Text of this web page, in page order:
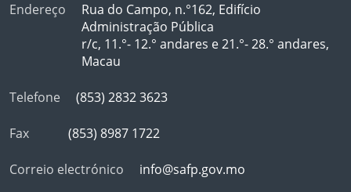
Endereço
Rua do Campo, n.°162, Edifício
Administração Pública
r/c, 11.°- 12.° andares e 21.°- 28.° andares,
Macau
Telefone (853) 2832 3623
Fax (853) 8987 1722
Correio electrónico info@safp.gov.mo